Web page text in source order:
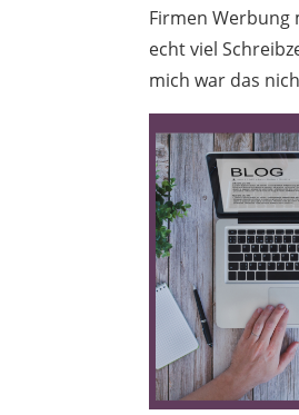
Firmen Werbung
echt viel
mich war das